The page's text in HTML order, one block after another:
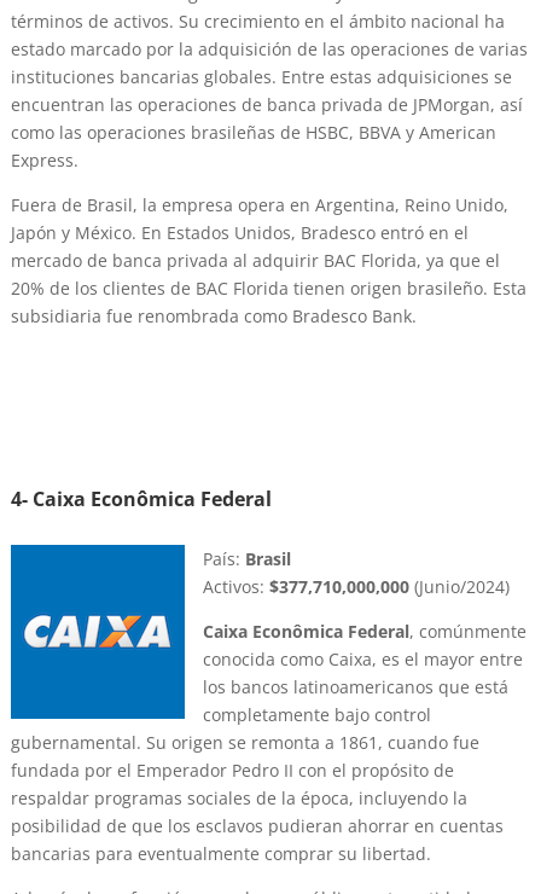
términos de activos. Su crecimiento en el ámbito nacional ha
estado marcado por la adquisición de las operaciones de varias
instituciones bancarias globales. Entre estas adquisiciones se
encuentran las operaciones de banca privada de JPMorgan, así
como las operaciones brasileñas de HSBC, BBVA y American
Express.
Fuera de Brasil, la empresa opera en Argentina, Reino Unido,
Japón y México. En Estados Unidos, Bradesco entró en el
mercado de banca privada al adquirir BAC Florida, ya que el
20% de los clientes de BAC Florida tienen origen brasileño. Esta
subsidiaria fue renombrada como Bradesco Bank.
4- Caixa Econômica Federal
País: Brasil
Activos: $377,710,000,000 (Junio/2024)
Caixa Econômica Federal, comúnmente
conocida como Caixa, es el mayor entre
los bancos latinoamericanos que está
completamente bajo control
gubernamental. Su origen se remonta a 1861, cuando fue
fundada por el Emperador Pedro II con el propósito de
respaldar programas sociales de la época, incluyendo la
posibilidad de que los esclavos pudieran ahorrar en cuentas
bancarias para eventualmente comprar su libertad.